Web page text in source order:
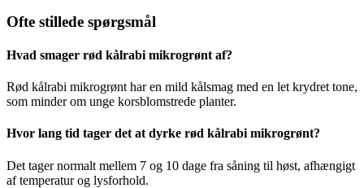
Ofte stillede spørgsmål
Hvad smager rød kålrabi mikrogrønt af?
Rød kålrabi mikrogrønt har en mild kålsmag med en let krydret tone,
som minder om unge korsblomstrede planter.
Hvor lang tid tager det at dyrke rød kålrabi mikrogrønt?
Det tager normalt mellem 7 og 10 dage fra såning til høst, afhængigt
af temperatur og lysforhold.